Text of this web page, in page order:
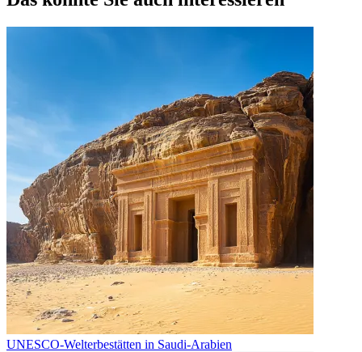
UNESCO-Welterbestätten in Saudi-Arabien